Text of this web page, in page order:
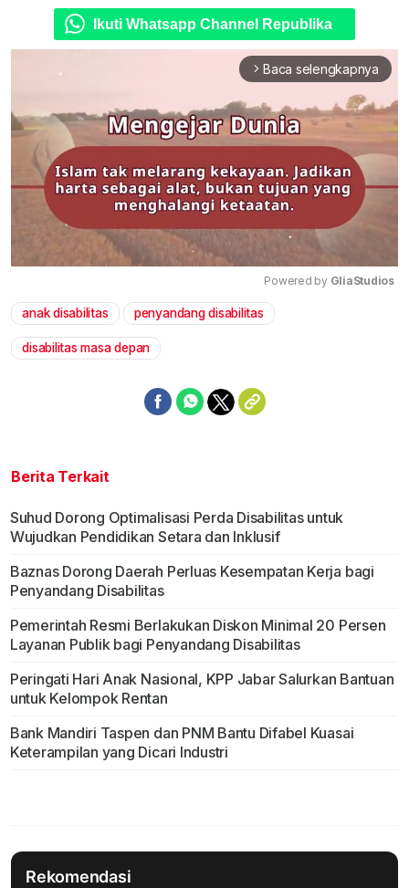
Ikuti Whatsapp Channel Republika
arrow_forward_ios Baca selengkapnya
Powered by GliaStudios
anak disabilitas penyandang disabilitas
disabilitas masa depan
Berita Terkait
Suhud Dorong Optimalisasi Perda Disabilitas untuk
Wujudkan Pendidikan Setara dan Inklusif
Baznas Dorong Daerah Perluas Kesempatan Kerja bagi
Penyandang Disabilitas
Pemerintah Resmi Berlakukan Diskon Minimal 20 Persen
Layanan Publik bagi Penyandang Disabilitas
Peringati Hari Anak Nasional, KPP Jabar Salurkan Bantuan
untuk Kelompok Rentan
Bank Mandiri Taspen dan PNM Bantu Difabel Kuasai
Keterampilan yang Dicari Industri
Rekomendasi